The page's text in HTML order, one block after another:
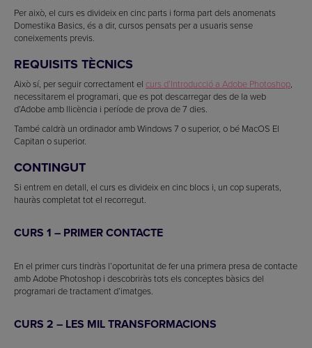
Per això, el curs es divideix en cinc parts i forma part dels anomenats
Domestika Basics, és a dir, cursos pensats per a usuaris sense
coneixements previs.
REQUISITS TÈCNICS
Això sí, per seguir correctament el curs d’Introducció a Adobe Photoshop,
necessitarem el programari, que es pot descarregar des de la web
d’Adobe amb llicència i període de prova de 7 dies.
També caldrà un ordinador amb Windows 7 o superior, o bé MacOS El
Capitan o superior.
CONTINGUT
Si entrem en detall, el curs es divideix en cinc blocs i, un cop superats,
hauràs completat tot el recorregut.
CURS 1 – PRIMER CONTACTE
En el primer curs tindràs l’oportunitat de fer una primera presa de contacte
amb Adobe Photoshop i descobriràs tots els conceptes bàsics del
programari de tractament d’imatges.
CURS 2 – LES MIL TRANSFORMACIONS